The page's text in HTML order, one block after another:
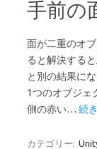
手前の
面が二重のオ
ると解決する
と別の結果に
1つのオブジェ
側の赤い… 続
カテゴリー: